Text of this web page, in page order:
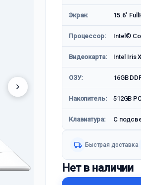
Экран: 15.6"
Процессор: Intel®
Видеокарта: Intel Iris
ОЗУ: 16GB
Накопитель: 512GB
Клавиатура: С
Быстрая доставка
Нет в наличии